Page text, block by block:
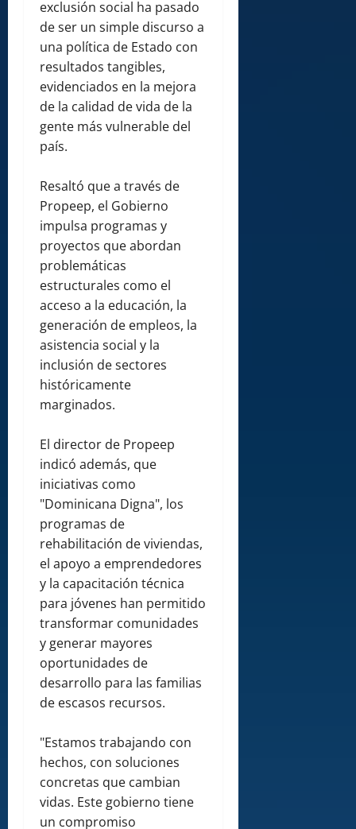
exclusión social ha pasado
de ser un simple discurso a
una política de Estado con
resultados tangibles,
evidenciados en la mejora
de la calidad de vida de la
gente más vulnerable del
país.
Resaltó que a través de
Propeep, el Gobierno
impulsa programas y
proyectos que abordan
problemáticas
estructurales como el
acceso a la educación, la
generación de empleos, la
asistencia social y la
inclusión de sectores
históricamente
marginados.
El director de Propeep
indicó además, que
iniciativas como
"Dominicana Digna", los
programas de
rehabilitación de viviendas,
el apoyo a emprendedores
y la capacitación técnica
para jóvenes han permitido
transformar comunidades
y generar mayores
oportunidades de
desarrollo para las familias
de escasos recursos.
"Estamos trabajando con
hechos, con soluciones
concretas que cambian
vidas. Este gobierno tiene
un compromiso